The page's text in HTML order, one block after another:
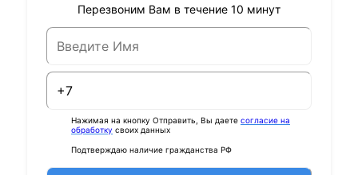
Перезвоним Вам в течение 10 минут
Нажимая на кнопку Отправить, Вы даете согласие на
обработку своих данных
Подтверждаю наличие гражданства РФ